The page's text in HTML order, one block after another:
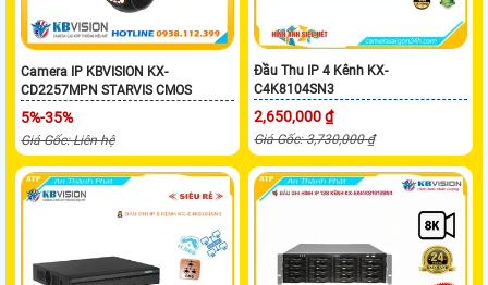
Camera IP KBVISION KX-
CD2257MPN STARVIS CMOS
5%-35%
Giá Gốc: Liên hệ
Đầu Thu IP 4 Kênh KX-
C4K8104SN3
2,650,000 ₫
Giá Gốc: 3,730,000 ₫